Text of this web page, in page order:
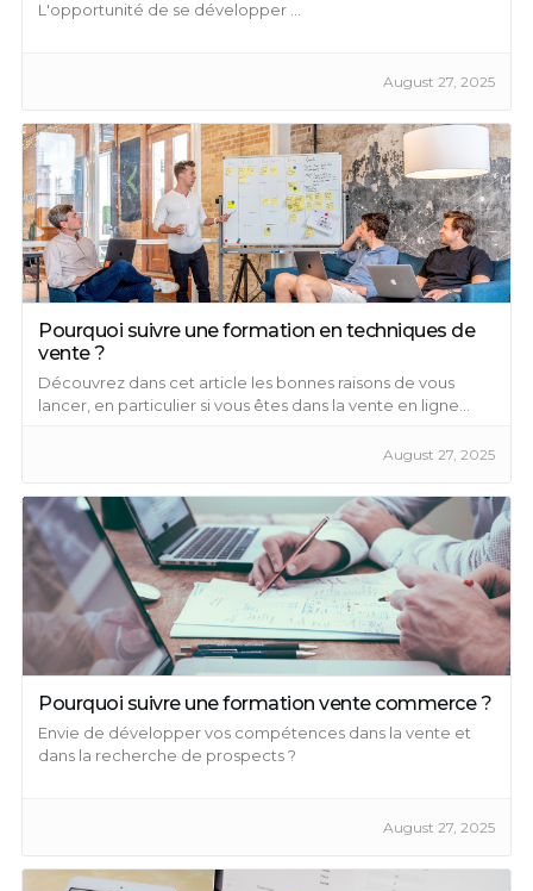
L'opportunité de se développer ...
August 27, 2025
Pourquoi suivre une formation en techniques de
vente ?
Découvrez dans cet article les bonnes raisons de vous
lancer, en particulier si vous êtes dans la vente en ligne...
August 27, 2025
Pourquoi suivre une formation vente commerce ?
Envie de développer vos compétences dans la vente et
dans la recherche de prospects ?
August 27, 2025